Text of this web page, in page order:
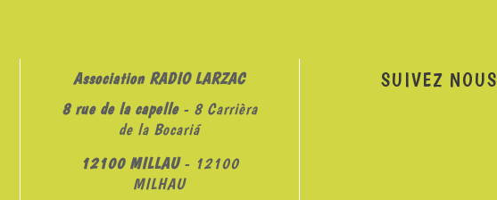
Association RADIO LARZAC
8 rue de la capelle- 8 Carrièra
de la Bocariá
12100 MILLAU- 12100
MILHAU
SUIVEZ NOUS